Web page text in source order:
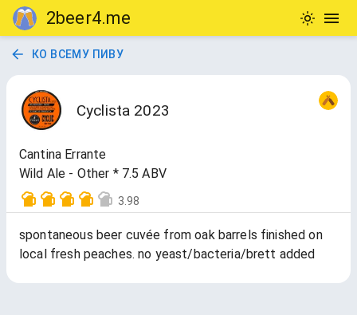
2beer4.me
КО ВСЕМУ ПИВУ
Cyclista 2023
Cantina Errante
Wild Ale - Other * 7.5 ABV
3.98
spontaneous beer cuvée from oak barrels finished on
local fresh peaches. no yeast/bacteria/brett added